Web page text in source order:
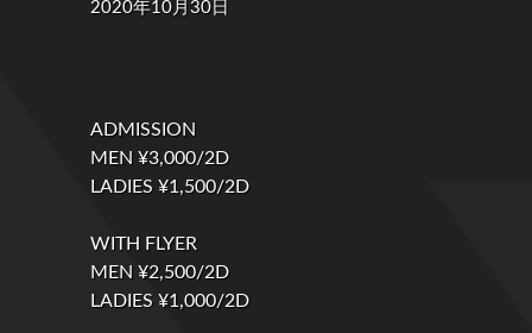
2020年10月30日
ADMISSION
MEN ¥3,000/2D
LADIES ¥1,500/2D
WITH FLYER
MEN ¥2,500/2D
LADIES ¥1,000/2D